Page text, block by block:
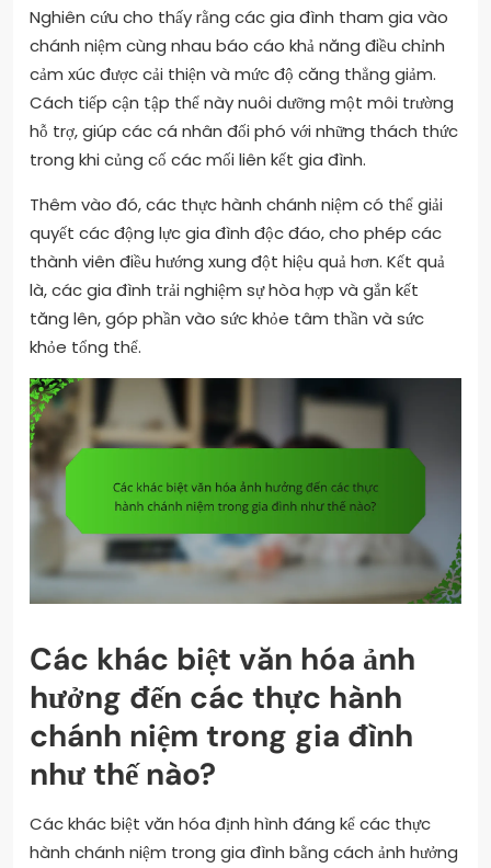
Nghiên cứu cho thấy rằng các gia đình tham gia vào
chánh niệm cùng nhau báo cáo khả năng điều chỉnh
cảm xúc được cải thiện và mức độ căng thẳng giảm.
Cách tiếp cận tập thể này nuôi dưỡng một môi trường
hỗ trợ, giúp các cá nhân đối phó với những thách thức
trong khi củng cố các mối liên kết gia đình.
Thêm vào đó, các thực hành chánh niệm có thể giải
quyết các động lực gia đình độc đáo, cho phép các
thành viên điều hướng xung đột hiệu quả hơn. Kết quả
là, các gia đình trải nghiệm sự hòa hợp và gắn kết
tăng lên, góp phần vào sức khỏe tâm thần và sức
khỏe tổng thể.
Các khác biệt văn hóa ảnh
hưởng đến các thực hành
chánh niệm trong gia đình
như thế nào?
Các khác biệt văn hóa định hình đáng kể các thực
hành chánh niệm trong gia đình bằng cách ảnh hưởng